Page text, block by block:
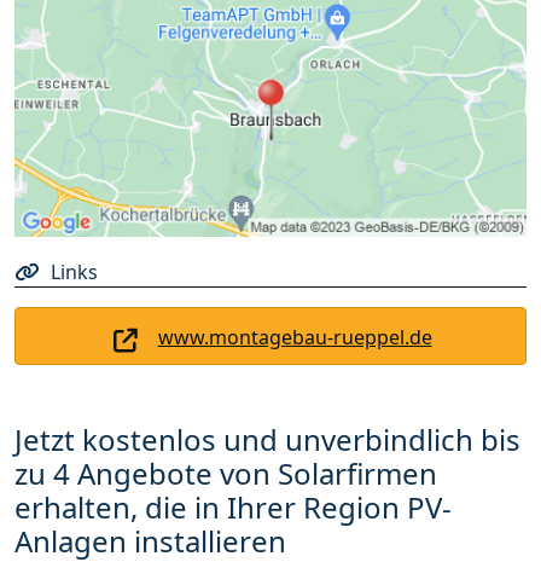
Links
www.montagebau-rueppel.de
Jetzt kostenlos und unverbindlich bis
zu 4 Angebote von Solarfirmen
erhalten, die in Ihrer Region PV-
Anlagen installieren